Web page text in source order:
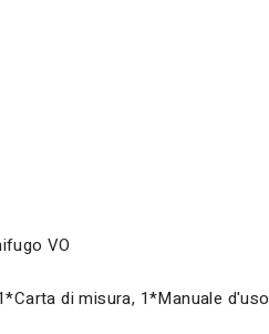
VO
di misura, 1*Manuale d'uso